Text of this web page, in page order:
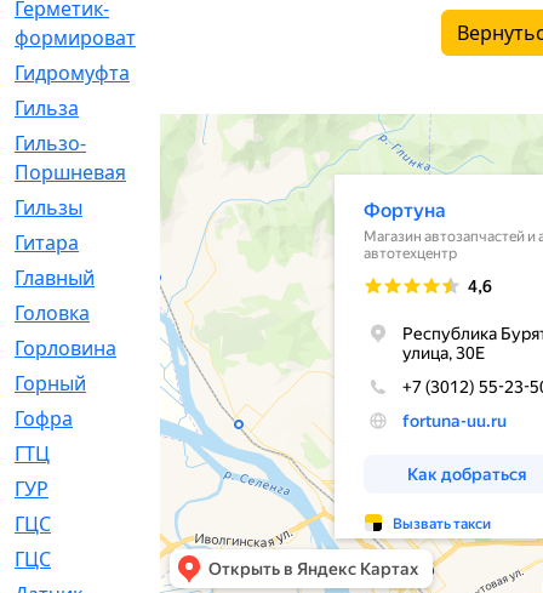
Герметик-
формирователь
Гидромуфта
Гильза
[56]
Гильзо-
Поршневая
[13]
Гильзы
[259]
Гитара
[7]
Главный
[29]
Головка
[28]
Горловина
[14]
Горный
Гофра
[86]
ГТЦ
[96]
ГУР
[34]
ГЦC
ГЦС
[74]